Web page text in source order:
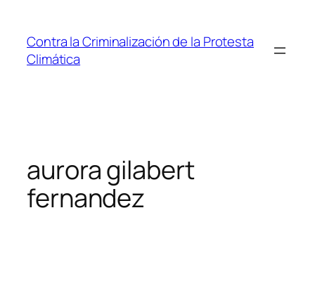
contenido
Contra la Criminalización de la Protesta
Climática
aurora gilabert
fernandez